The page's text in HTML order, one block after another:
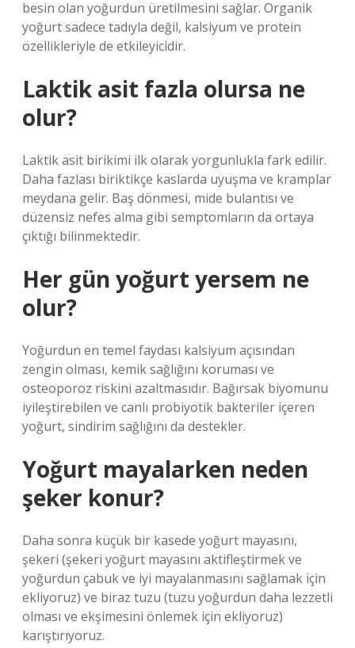
besin olan yoğurdun üretilmesini sağlar. Organik
yoğurt sadece tadıyla değil, kalsiyum ve protein
özellikleriyle de etkileyicidir.
Laktik asit fazla olursa ne
olur?
Laktik asit birikimi ilk olarak yorgunlukla fark edilir.
Daha fazlası biriktikçe kaslarda uyuşma ve kramplar
meydana gelir. Baş dönmesi, mide bulantısı ve
düzensiz nefes alma gibi semptomların da ortaya
çıktığı bilinmektedir.
Her gün yoğurt yersem ne
olur?
Yoğurdun en temel faydası kalsiyum açısından
zengin olması, kemik sağlığını koruması ve
osteoporoz riskini azaltmasıdır. Bağırsak biyomunu
iyileştirebilen ve canlı probiyotik bakteriler içeren
yoğurt, sindirim sağlığını da destekler.
Yoğurt mayalarken neden
şeker konur?
Daha sonra küçük bir kasede yoğurt mayasını,
şekeri (şekeri yoğurt mayasını aktifleştirmek ve
yoğurdun çabuk ve iyi mayalanmasını sağlamak için
ekliyoruz) ve biraz tuzu (tuzu yoğurdun daha lezzetli
olması ve ekşimesini önlemek için ekliyoruz)
karıştırıyoruz.